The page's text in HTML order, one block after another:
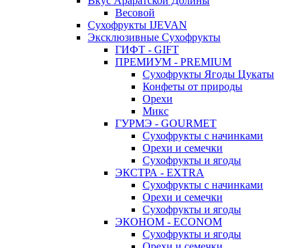
Весовой
Сухофрукты IJEVAN
Эксклюзивные Сухофрукты
ГИФТ - GIFT
ПРЕМИУМ - PREMIUM
Сухофрукты Ягоды Цукаты
Конфеты от природы
Орехи
Микс
ГУРМЭ - GOURMET
Сухофрукты с начинками
Орехи и семечки
Сухофрукты и ягоды
ЭКСТРА - EXTRA
Сухофрукты с начинками
Орехи и семечки
Сухофрукты и ягоды
ЭКОНОМ - ECONOM
Сухофрукты и ягоды